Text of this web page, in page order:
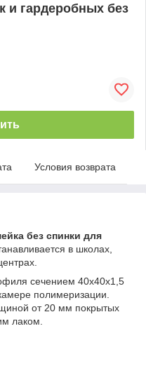
и гардеробных без
Условия возврата
без спинки для
в школах,
сечением 40х40х1,5
полимеризации.
от 20 мм покрытых
лаком.